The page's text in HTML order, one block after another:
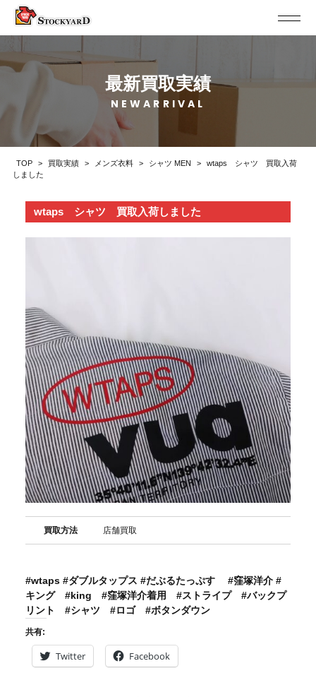
最新買取実績
NEWARRIVAL
TOP > 買取実績 > メンズ衣料 > シャツ MEN >
wtaps シャツ 買取入荷
しました
wtaps シャツ 買取入荷しました
買取方法 店舗買取
#wtaps #ダブルタップス #だぶるたっぷす #窪塚洋介 #
キング
#king #窪塚洋介着用 #ストライプ
#バックプ
リント
#シャツ #ロゴ #ボタンダウン
共有:
Twitter Facebook